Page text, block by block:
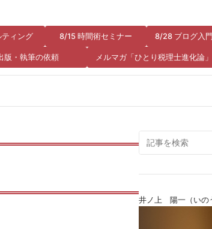
ィング 8/15 時間術セミナー 8/28 ブログ入
版・執筆の依頼 メルマガ「ひとり税理士進化論」
井ノ上 陽一（いの